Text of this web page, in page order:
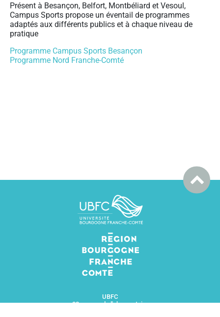
Présent à Besançon, Belfort, Montbéliard et Vesoul,
Campus Sports propose un éventail de programmes
adaptés aux différents publics et à chaque niveau de
pratique
Programme Campus Sports Besançon
Programme Nord Franche-Comté
UBFC
32 avenue de l'observatoire